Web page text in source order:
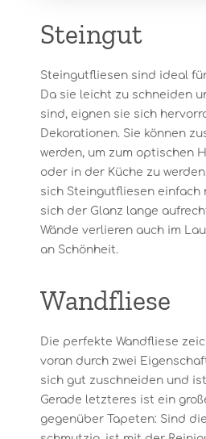
Steingut
Steingutfliesen sind ideal
Da sie leicht zu schneiden
sind, eignen sie sich
Dekorationen. Sie können
werden, um zum optischen
oder in der Küche zu
sich Steingutfliesen einfach
sich der Glanz lange
Wände verlieren auch im
an Schönheit.
Wandfliese
Die perfekte Wandfliese
voran durch zwei
sich gut zuschneiden und
Gerade letzteres ist ein
gegenüber Tapeten: Sind